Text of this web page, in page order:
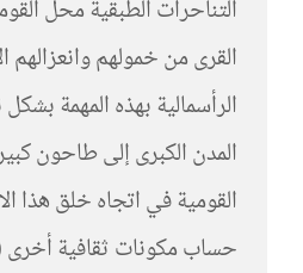
التناحرات الطبقية محل
القرى من خمولهم وانعزالهم
الرأسمالية بهذه المهمة
المدن الكبرى إلى طاحون
القومية في اتجاه خلق هذا
حساب مكونات ثقافية أخرى